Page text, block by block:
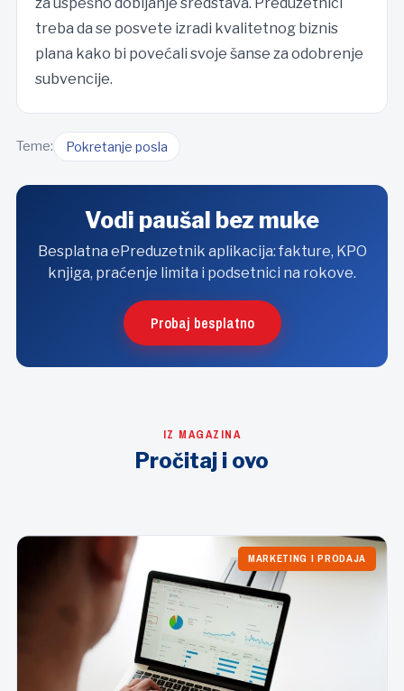
treba da se posvete izradi kvalitetnog biznis
plana kako bi povećali svoje šanse za odobrenje
subvencije.
Teme: Pokretanje posla
Vodi paušal bez muke
Besplatna ePreduzetnik aplikacija: fakture, KPO
knjiga, praćenje limita i podsetnici na rokove.
Probaj besplatno
IZ MAGAZINA
Pročitaj i ovo
MARKETING I PRODAJA